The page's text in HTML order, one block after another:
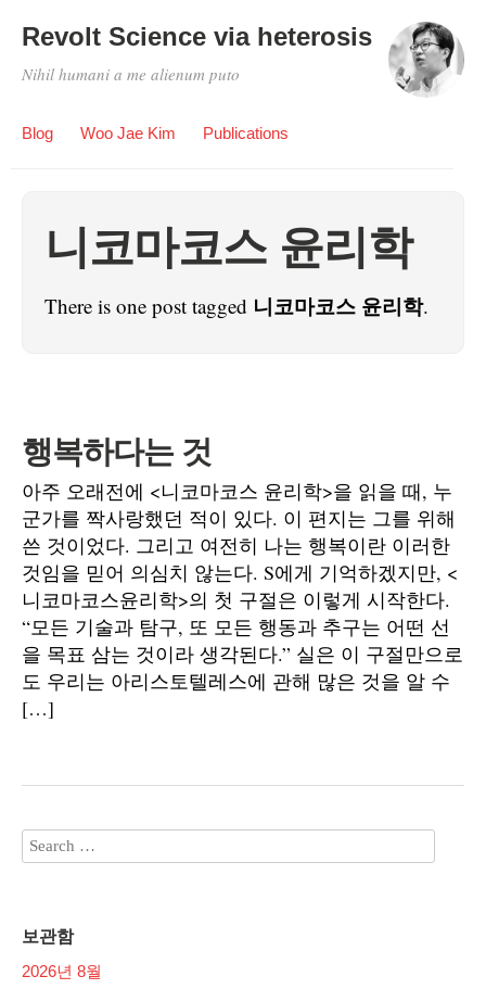
Revolt Science via heterosis
Nihil humani a me alienum puto
Blog Woo Jae Kim Publications
니코마코스 윤리학
There is one post tagged 니코마코스 윤리학.
행복하다는 것
아주 오래전에 <니코마코스 윤리학>을 읽을 때, 누
군가를 짝사랑했던 적이 있다. 이 편지는 그를 위해
쓴 것이었다. 그리고 여전히 나는 행복이란 이러한
것임을 믿어 의심치 않는다. S에게 기억하겠지만, <
니코마코스윤리학>의 첫 구절은 이렇게 시작한다.
“모든 기술과 탐구, 또 모든 행동과 추구는 어떤 선
을 목표 삼는 것이라 생각된다.” 실은 이 구절만으로
도 우리는 아리스토텔레스에 관해 많은 것을 알 수
[…]
보관함
2026년 8월